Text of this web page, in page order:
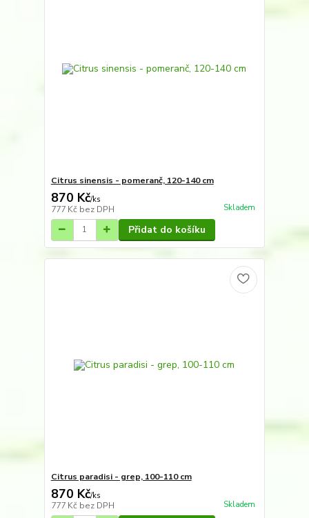
Citrus sinensis - pomeranč, 120-140 cm
870 Kč/ks
777 Kč bez DPH Skladem
Přidat do košíku
Citrus paradisi - grep, 100-110 cm
870 Kč/ks
777 Kč bez DPH Skladem